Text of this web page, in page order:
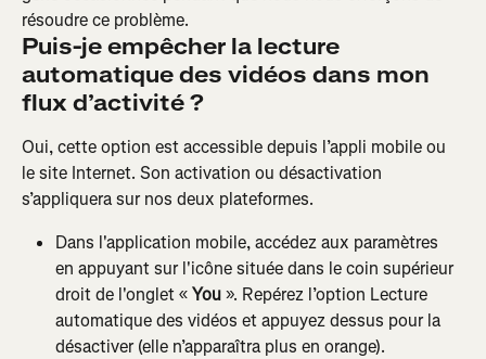
résoudre ce problème.
Puis-je empêcher la lecture
automatique des vidéos dans mon
flux d’activité ?
Oui, cette option est accessible depuis l’appli mobile ou
le site Internet. Son activation ou désactivation
s’appliquera sur nos deux plateformes.
Dans l'application mobile, accédez aux paramètres
en appuyant sur l'icône située dans le coin supérieur
droit de l'onglet « You ». Repérez l’option Lecture
automatique des vidéos et appuyez dessus pour la
désactiver (elle n’apparaîtra plus en orange).